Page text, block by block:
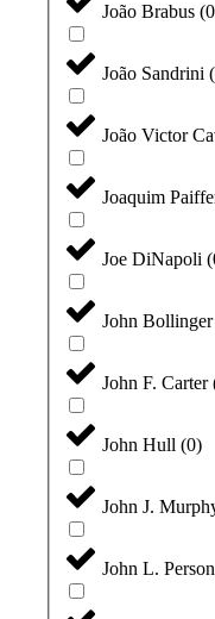
João Brabus (0
João Sandrini (
João Victor
Joaquim
Joe DiNapoli (
John Bollinger
John F. Carter
John Hull (0)
John J.
John L. Person